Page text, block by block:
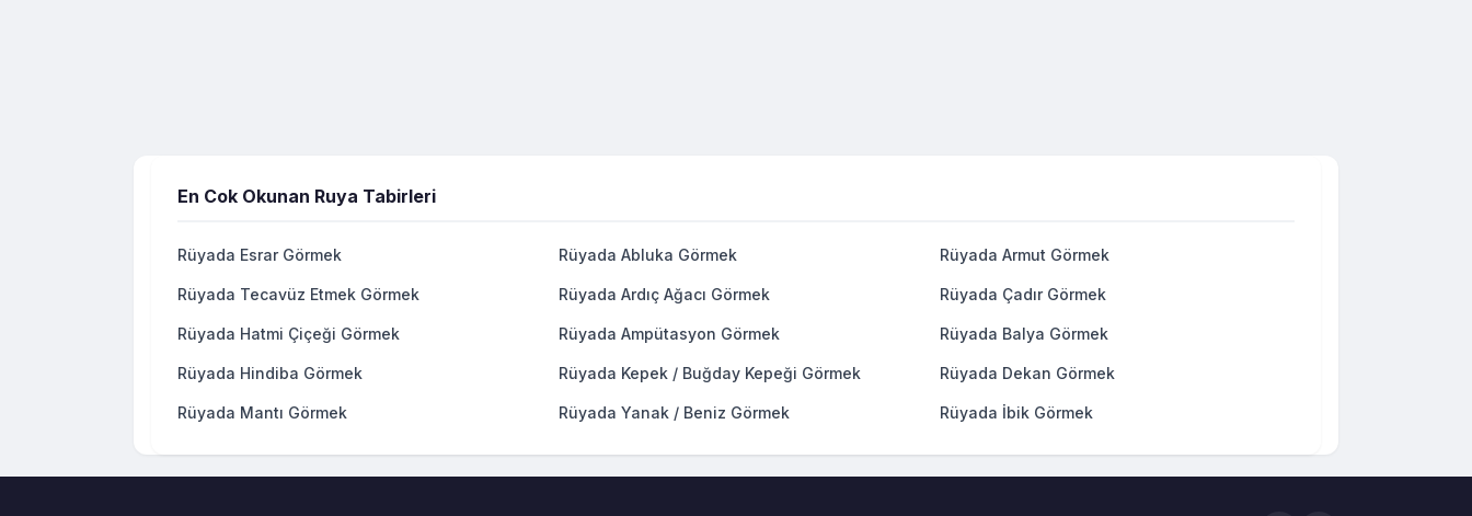
En Cok Okunan Ruya Tabirleri
Rüyada Esrar Görmek Rüyada Abluka Görmek Rüyada Armut Görmek
Rüyada Tecavüz Etmek Görmek Rüyada Ardıç Ağacı Görmek Rüyada Çadır Görmek
Rüyada Hatmi Çiçeği Görmek Rüyada Ampütasyon Görmek Rüyada Balya Görmek
Rüyada Hindiba Görmek Rüyada Kepek / Buğday Kepeği Görmek Rüyada Dekan Görmek
Rüyada Mantı Görmek Rüyada Yanak / Beniz Görmek Rüyada İbik Görmek